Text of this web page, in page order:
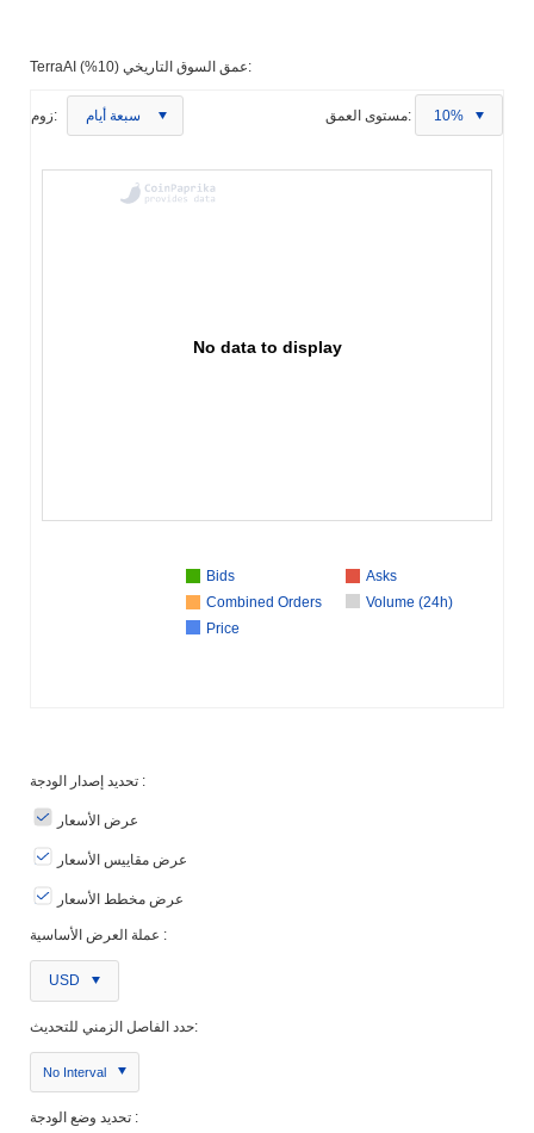
TerraAI عمق السوق التاريخي (10%):
زوم: سبعة أيام مستوى العمق: 10%
No data to display
Bids
Asks
Combined Orders
Volume (24h)
Price
تحديد إصدار الودجة :
عرض الأسعار
عرض مقاييس الأسعار
عرض مخطط الأسعار
عملة العرض الأساسية :
USD
حدد الفاصل الزمني للتحديث:
No Interval
تحديد وضع الودجة :